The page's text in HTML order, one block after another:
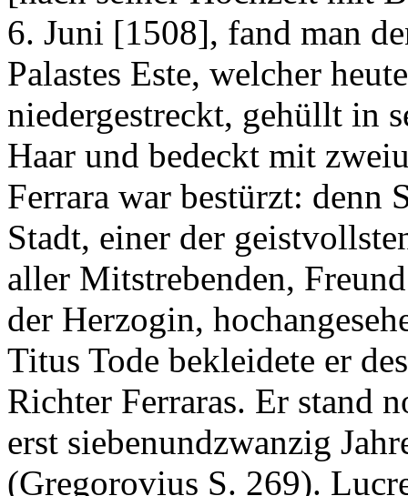
6. Juni [1508], fand man
Palastes Este, welcher
niedergestreckt, gehüllt in
Haar und bedeckt mit
Ferrara war bestürzt: denn
Stadt, einer der
aller Mitstrebenden,
der Herzogin,
Titus Tode bekleidete er
Richter Ferraras. Er stand
erst siebenundzwanzig
(Gregorovius S. 269).